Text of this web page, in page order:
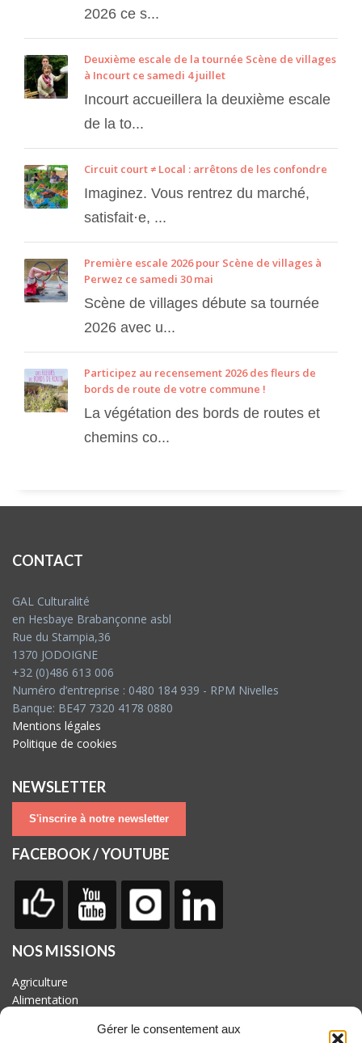
Gérer le consentement aux
2026 ce s...
Deuxième escale de la tournée Scène de villages
à Incourt ce samedi 4 juillet
Incourt accueillera la deuxième escale
de la to...
Circuit court ≠ Local : arrêtons de les confondre
Imaginez. Vous rentrez du marché,
satisfait·e, ...
Première escale 2026 pour Scène de villages à
Perwez ce samedi 30 mai
Scène de villages débute sa tournée
2026 avec u...
Participez au recensement 2026 des fleurs de
bords de route de votre commune !
La végétation des bords de routes et
chemins co...
CONTACT
GAL Culturalité
en Hesbaye Brabançonne asbl
Rue du Stampia,36
1370 JODOIGNE
+32 (0)486 613 006
Numéro d’entreprise : 0480 184 939 - RPM Nivelles
Banque: BE47 7320 4178 0880
Mentions légales
Politique de cookies
NEWSLETTER
S'inscrire à notre newsletter
FACEBOOK / YOUTUBE
NOS MISSIONS
Agriculture
Alimentation